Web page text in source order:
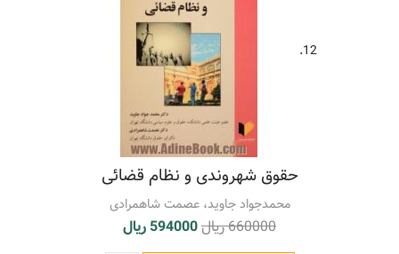
12.
حقوق شهروندی و نظام قضائی
محمدجواد جاوید، عصمت شاهمرادی
660000 ریال 594000 ریال